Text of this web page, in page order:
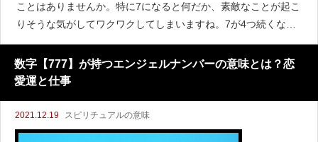
ことはありませんか。特に7になると何だか、素敵なことが起こ
りそうな気がしてワクワクしてしまいますね。7が4つ続くなん
てなかなかありません。これは天使からのエンジェルナンバー
かもしれません。エンジェルナンバーのなかでも、777
数字【777】が持つエンジェルナンバーの意味とは？恋
愛運と仕事
2021.12.19 スピリチュアルの意味